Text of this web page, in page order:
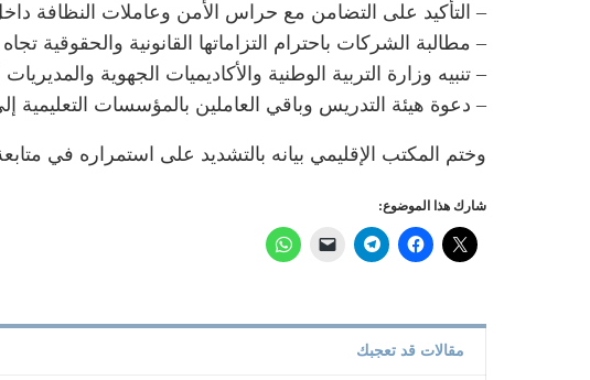
– التأكيد على التضامن مع حراس الأمن وعاملات النظافة
– مطالبة الشركات باحترام التزاماتها القانونية والحقوقية
– تنبيه وزارة التربية الوطنية والأكاديميات الجهوية
– دعوة هيئة التدريس وباقي العاملين بالمؤسسات التعليمية
وختم المكتب الإقليمي بيانه بالتشديد على استمراره في
شارك هذا الموضوع:
مقالات قد تعجبك